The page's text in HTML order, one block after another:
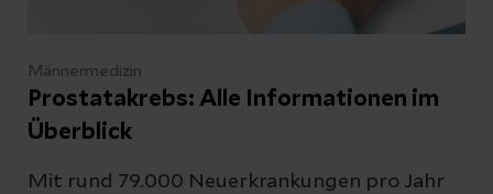
Männermedizin
Prostatakrebs: Alle Informationen im
Überblick
Mit rund 79.000 Neuerkrankungen pro Jahr